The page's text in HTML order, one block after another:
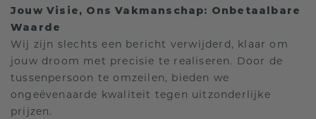
Jouw Visie, Ons Vakmanschap: Onbetaalbare
Waarde
Wij zijn slechts een bericht verwijderd, klaar om
jouw droom met precisie te realiseren. Door de
tussenpersoon te omzeilen, bieden we
ongeëvenaarde kwaliteit tegen uitzonderlijke
prijzen.